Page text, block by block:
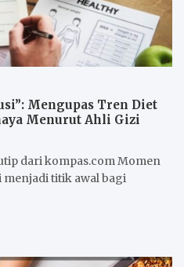
Mengupas Tren Diet
Menurut Ahli Gizi
dari kompas.com Momen
titik awal bagi